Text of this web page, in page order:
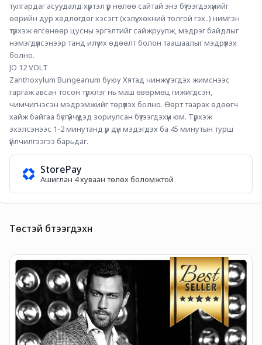
тулгардаг асуудалд хүртэл үр нѳлѳѳ сайтай энэ бүтээгдэхүүнийг
ѳѳрийн дур хѳдлѳгдѳг хэсэгт (хэлүү, хѳхний толгой гэх..) нимгэн
түрхэж ѳгсѳнѳѳр цусны эргэлтийг сайжруулж, мэдрэг байдлыг
нэмэгдүүлсэнээр танд илүү их ѳдѳѳлт болон таашаалыг мэдрүүлэх
болно.
JO 12 VOLT
Zanthoxylum Bungeanum буюу Хятад чинжүү гэгдэх жимснээс
гаргаж авсан тосон түрхлэг нь маш ѳвѳрмѳц гижигдсэн,
чимчигнэсэн мэдрэмжийг тѳрүүлэх болно. Өѳрт таарах ѳдѳѳгч
хайж байгаа бүсгүйчүүдэд зориулсан бүтээгдэхүүн юм. Түрхэж
эхэлсэнээс 1-2 минутанд үр дүн мэдэгдэх ба 45 минутын турш
үйлчилгээгээ барьдаг.
StorePay
Ашиглан 4 хуваан төлөх боломжтой
Төстэй бүтээгдэхүүн